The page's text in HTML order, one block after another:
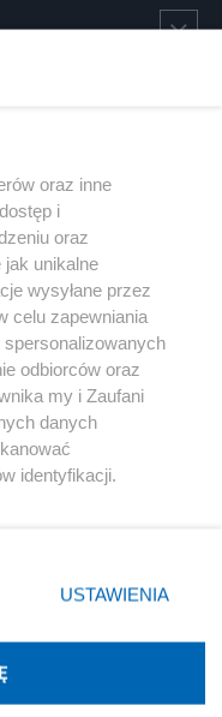
Youtube
oraz inne
i
oraz
jak unikalne
wysyłane przez
celu zapewniania
odbiorców oraz
my i Zaufani
danych
identyfikacji.
prywatności
strony
zgody
się takiemu
zastosowania tylko
USTAWIENIA